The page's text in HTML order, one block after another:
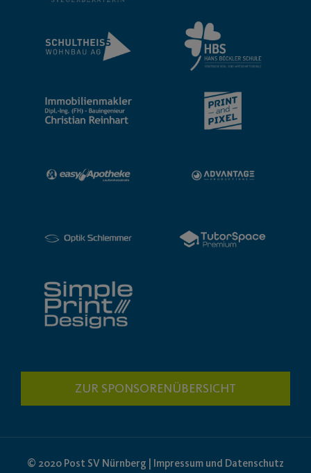
ZUR SPONSORENÜBERSICHT
© 2020 Post SV Nürnberg | Impressum und Datenschutz